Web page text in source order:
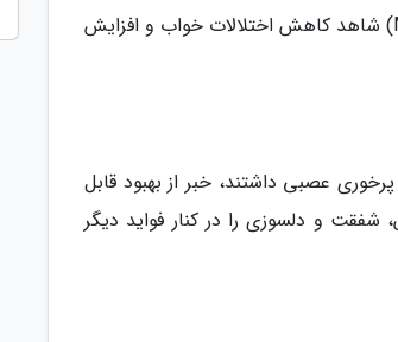
بیماران سرطانی طی یک دوره 8 هفته ای فکر مطلعی بر پایه کاهش استرس (MBSR) شاهد کاهش اختلالات خواب و افزایش
که مشکل پرخوری عصبی داشتند، خبر از بهبود قابل
و دلسوزی را در کنار فواید دیگر